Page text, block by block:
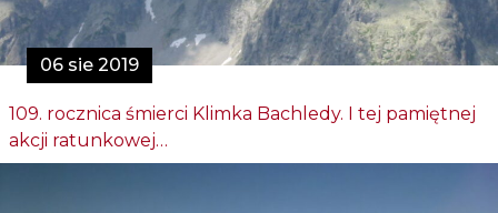
06 sie 2019
109. rocznica śmierci Klimka Bachledy. I tej pamiętnej
akcji ratunkowej…